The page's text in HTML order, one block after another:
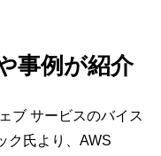
事例が紹介
ブ サービスのバイス
ク氏より、AWS